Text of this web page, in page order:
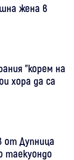
жена в
"корем на
хора да са
от Дупница
таекуондо